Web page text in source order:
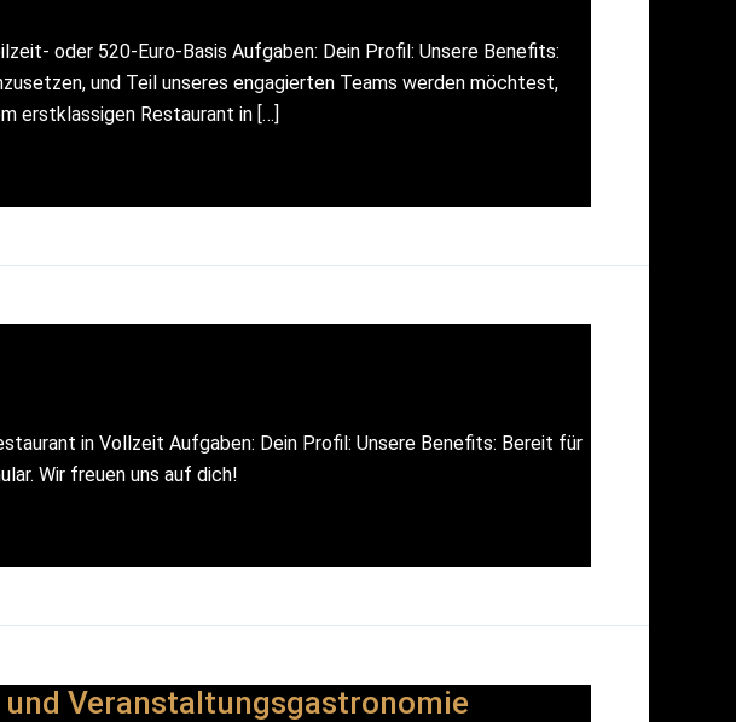
oder 520-Euro-Basis Aufgaben: Dein Profil: Unsere Benefits:
und Teil unseres engagierten Teams werden möchtest,
erstklassigen Restaurant in […]
in Vollzeit Aufgaben: Dein Profil: Unsere Benefits: Bereit für
Wir freuen uns auf dich!
Veranstaltungsgastronomie